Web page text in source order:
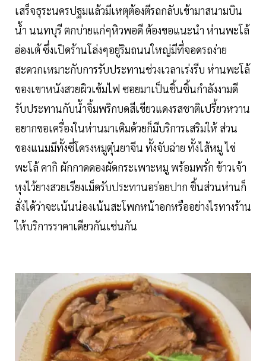
เสร็จธุระนครปฐมแล้วมีเหตุต้องตีรถกลับเข้ามาสนามบิน
น้ำ นนทบุรี ตกบ่ายแก่ๆหิวพอดี ต้องขอแนะนำ ห่านพะโล้
ฮ่องเต้ ซึ่งเปิดร้านโล่งๆอยู่ริมถนนใหญ่มีที่จอดรถง่าย
สะดวกเหมาะกับการรับประทานช่วงเวลาเร่งรีบ ห่านพะโล้
ของเขาหนังสวยผิวเข้มไฟ ซอยมาเป็นชิ้นชิ้นกำลังงามดี
รับประทานกับน้ำจิ้มพริกบดสีเขียวแดงรสชาติเปรี้ยวหวาน
อยากขอเครื่องในห่านมาเติมด้วยก็มีบริการเสริมให้ ส่วน
ของแนมมีทั้งซี่โครงหมูตุ๋นยาจีน ทั้งจับฉ่าย ทั้งไส้หมู ไข่
พะโล้ คากิ ผักกาดดองผัดกระเพาะหมู พร้อมพรั่ก ข้าวเจ้า
หุงไว้ยางสวยเรียงเม็ดรับประทานอร่อยปาก ชิ้นส่วนห่านก็
สั่งได้ว่าจะเน้นน่องเน้นสะโพกหน้าอกหรืออย่างไรทางร้าน
ให้บริการราคาเดียวกันเช่นกัน